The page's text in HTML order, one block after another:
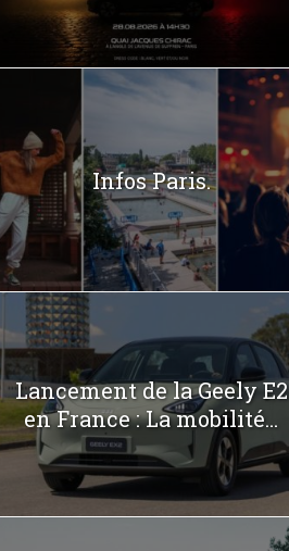
Infos Paris.
Lancement de la Geely E2
en France : La mobilité...